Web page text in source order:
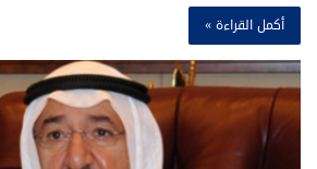
أكمل القراءة »